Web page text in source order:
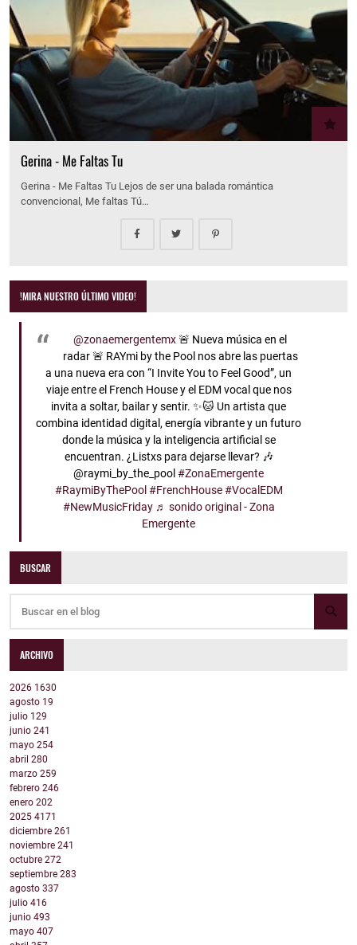
Gerina - Me Faltas Tu
Gerina - Me Faltas Tu Lejos de ser una balada romántica
convencional, Me faltas Tú…
!MIRA NUESTRO ÚLTIMO VIDEO!
@zonaemergentemx🚨 Nueva música en el
radar 🚨 RAYmi by the Pool nos abre las puertas
a una nueva era con “I Invite You to Feel Good”, un
viaje entre el French House y el EDM vocal que nos
invita a soltar, bailar y sentir. ✨🐱 Un artista que
combina identidad digital, energía vibrante y un futuro
donde la música y la inteligencia artificial se
encuentran. ¿Listxs para dejarse llevar? 🎶
@raymi_by_the_pool#ZonaEmergente
#RaymiByThePool #FrenchHouse #VocalEDM
#NewMusicFriday ♬ sonido original - Zona
Emergente
BUSCAR
ARCHIVO
2026 1630
agosto 19
julio 129
junio 241
mayo 254
abril 280
marzo 259
febrero 246
enero 202
2025 4171
diciembre 261
noviembre 241
octubre 272
septiembre 283
agosto 337
julio 416
junio 493
mayo 407